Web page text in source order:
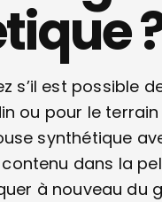
s’il est possible
ou pour le
synthétique
dans la
à nouveau du